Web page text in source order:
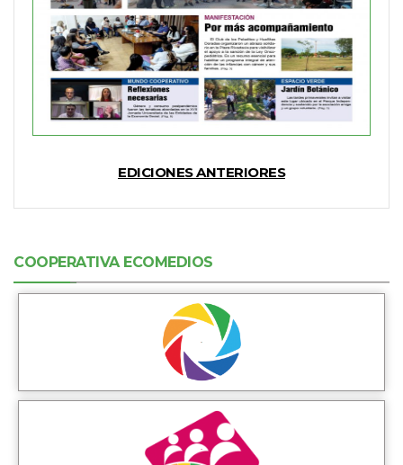
EDICIONES ANTERIORES
COOPERATIVA ECOMEDIOS